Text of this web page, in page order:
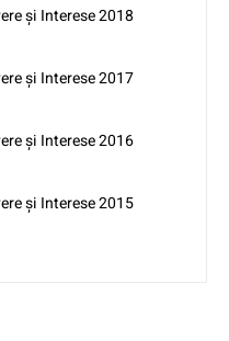
și Interese 2018
și Interese 2017
și Interese 2016
și Interese 2015